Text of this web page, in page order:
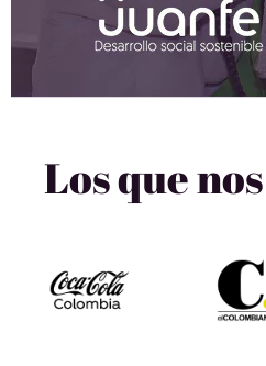
Los que